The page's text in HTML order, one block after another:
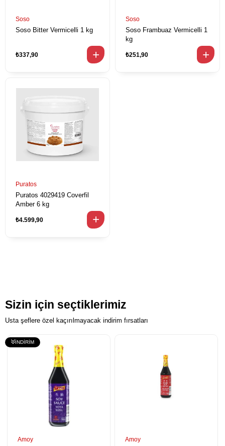
Soso
Soso Bitter Vermicelli 1 kg
₺337,90
Soso
Soso Frambuaz Vermicelli 1
kg
₺251,90
Puratos
Puratos 4029419 Coverfil
Amber 6 kg
₺4.599,90
Sizin için seçtiklerimiz
Usta şeflere özel kaçırılmayacak indirim fırsatları
Amoy Amoy